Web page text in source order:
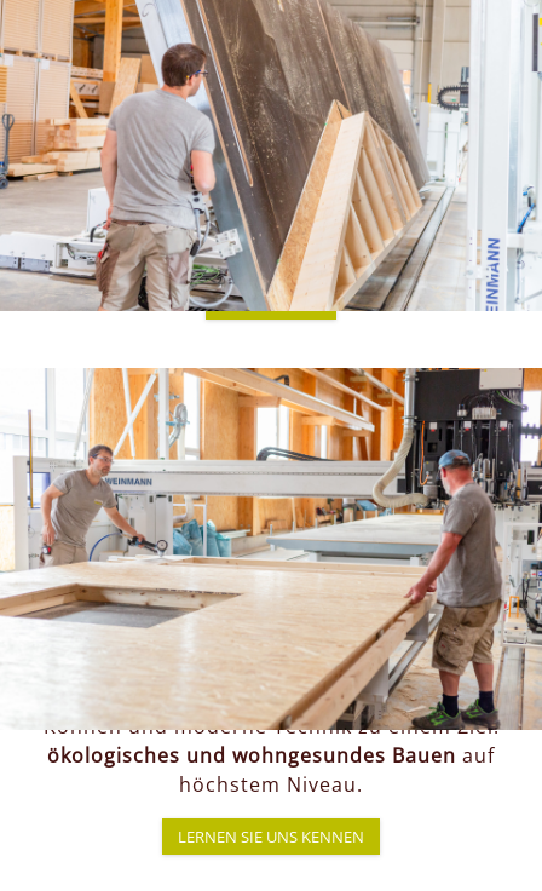
PRODUKTION
Wir verbinden Hightech, Handwerk und
ökologische Verantwortung – für wohngesunde,
langlebige Holzhäuser in höchster Qualität. Mit
modernster Technik realisieren wir präzise
zugeschnittene, vorgefertigte Wand-, Decken-
und Dachelemente – individuell geplant und
nachhaltig produziert.
WEITERLESEN
TEAM
Bei PRONATURHAUS sind wir mehr als ein
Holzbauunternehmen –wir sind ein
Familienbetrieb mit Tradition, der bereits in der
dritten Generation mit Leidenschaft für
nachhaltiges Bauen steht.
Geleitet von der Familie Schedelmayervereinen
wir langjährige Erfahrung, handwerkliches
Können und moderne Technik zu einem Ziel:
ökologisches und wohngesundes Bauen auf
höchstem Niveau.
LERNEN SIE UNS KENNEN